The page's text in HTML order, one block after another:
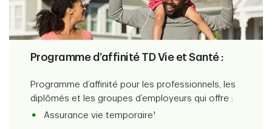
Programme d’affinité TD Vie et Santé :
Programme d’affinité pour les professionnels, les
diplômés et les groupes d’employeurs qui offre :
Assurance vie temporaire¹